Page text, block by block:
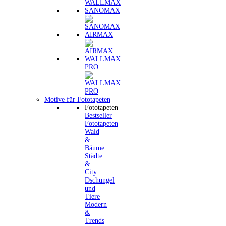
SANOMAX
AIRMAX
WALLMAX
PRO
Motive für Fototapeten
Fototapeten
Bestseller
Fototapeten
Wald
&
Bäume
Städte
&
City
Dschungel
und
Tiere
Modern
&
Trends